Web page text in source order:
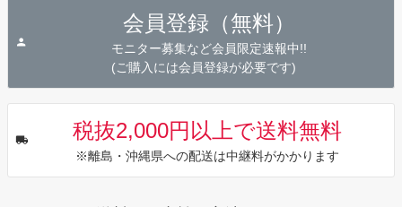
会員登録（無料）
モニター募集など会員限定速報中!!
(ご購入には会員登録が必要です)
税抜2,000円以上で送料無料
※離島・沖縄県への配送は中継料がかかります